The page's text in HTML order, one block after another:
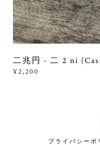
二兆円 - 二 2 ni
¥2,200
プライバシーポ